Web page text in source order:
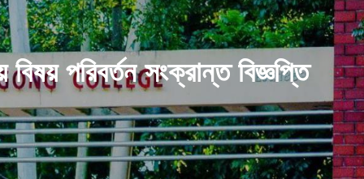
পরিবর্তন সংক্রান্ত বিজ্ঞপ্তি